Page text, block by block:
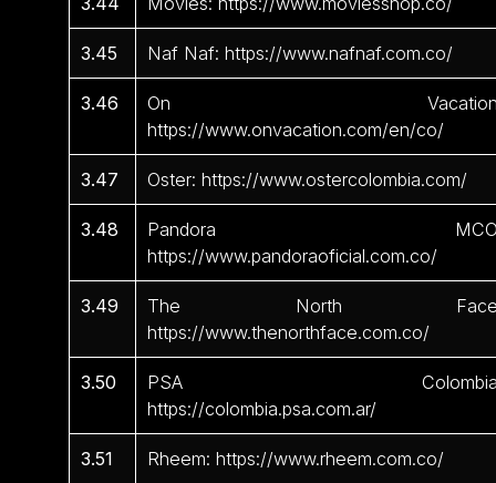
3.45 Naf Naf: https://www.nafnaf.com.co/
3.46
On
https://www.onvacation.com/en/co/
3.47 Oster: https://www.ostercolombia.com/
3.48
Pandora
https://www.pandoraoficial.com.co/
3.49
The North
https://www.thenorthface.com.co/
3.50
PSA
https://colombia.psa.com.ar/
3.51 Rheem: https://www.rheem.com.co/